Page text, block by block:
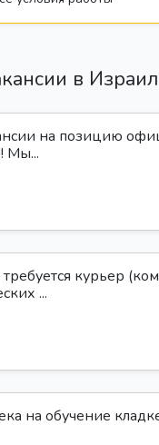
в
на позицию
Мы...
курьер
...
на обучение